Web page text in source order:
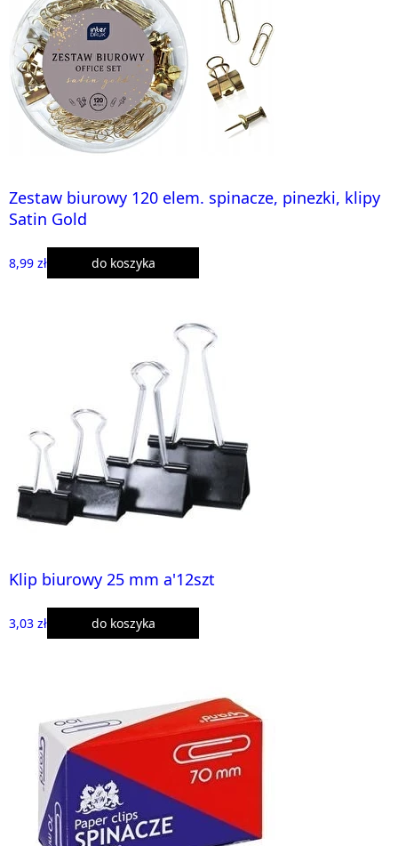
Zestaw biurowy 120 elem. spinacze, pinezki, klipy
Satin Gold
8,99 zł do koszyka
Klip biurowy 25 mm a'12szt
3,03 zł do koszyka